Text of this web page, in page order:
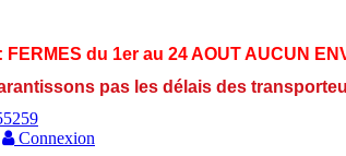
FERMES du 1er au 24 AOUT AUCUN
pas les délais des
Connexion